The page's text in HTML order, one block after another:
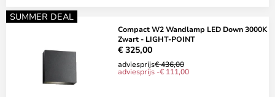
SUMMER DEAL
Compact W2 Wandlamp LED Down 3000K
Zwart - LIGHT-POINT
€ 325,00
adviesprijs€ 436,00
adviesprijs -€ 111,00